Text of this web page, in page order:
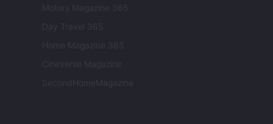
Motors Magazine 365
Day Travel 365
Home Magazine 365
Cineverse Magazine
SecondHomeMagazine